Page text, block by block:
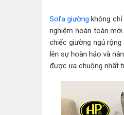
Sofa giường không
nghiệm hoàn toàn
chiếc giường ngủ
lên sự hoàn hảo và
được ưa chuộng nhất